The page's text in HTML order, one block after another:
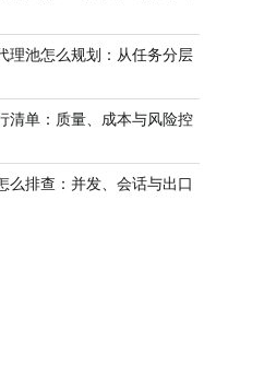
理池怎么规划：从任务分层
清单：质量、成本与风险控
么排查：并发、会话与出口